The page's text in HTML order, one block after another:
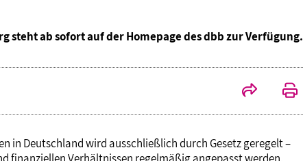
ab sofort auf der Homepage des dbb zur Verfügung.
in Deutschland wird ausschließlich durch Gesetz geregelt –